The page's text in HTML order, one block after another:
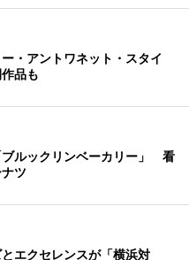
・アントワネット・スタイ
品も
ブルックリンベーカリー」 看
ツ
エクセレンスが「横浜対